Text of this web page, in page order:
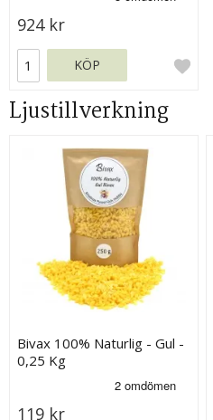
924 kr
KÖP
Ljustillverkning
Bivax 100% Naturlig - Gul -
0,25 Kg
119 kr